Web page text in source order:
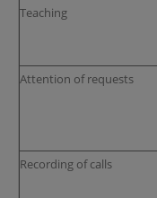
Teaching
Attention of requests
Recording of calls